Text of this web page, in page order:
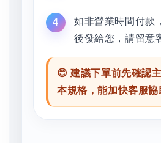
如非營業時間付款
後發給您，請留意
😊 建議下單前先確認
本規格，能加快客服協